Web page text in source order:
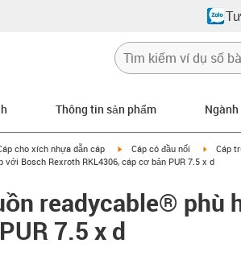
Thông tin sản phẩm
icon-arrow-right
cho xích nhựa dẫn cáp igus-icon-arrow-right
Cáp có đầu nối igus-
Cáp
Bosch Rexroth RKL4306, cáp cơ bản PUR 7.5 x d
readycable® phù
7.5 x d